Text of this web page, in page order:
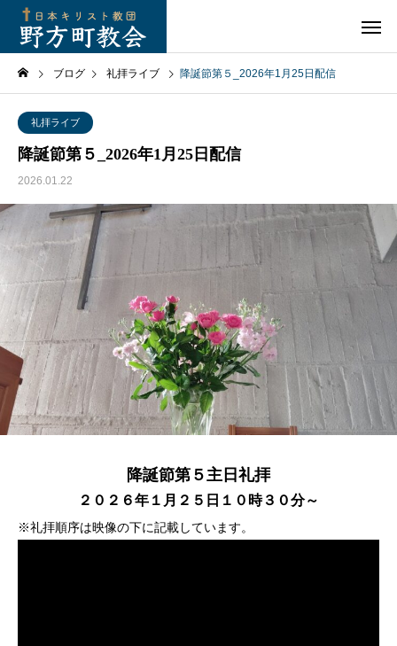
ブログ 礼拝ライブ 降誕節第５_2026年1月25日配信
礼拝ライブ
降誕節第５_2026年1月25日配信
2026.01.22
降誕節第５主日礼拝
２０２６年１月２５日１０時３０分～
※礼拝順序は映像の下に記載しています。